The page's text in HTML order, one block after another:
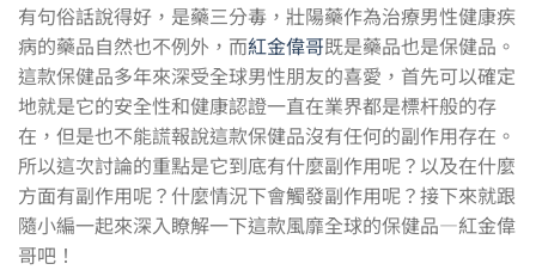
有句俗話說得好，是藥三分毒，壯陽藥作為治療男性健康疾
病的藥品自然也不例外，而紅金偉哥既是藥品也是保健品。
這款保健品多年來深受全球男性朋友的喜愛，首先可以確定
地就是它的安全性和健康認證一直在業界都是標杆般的存
在，但是也不能謊報說這款保健品沒有任何的副作用存在。
所以這次討論的重點是它到底有什麼副作用呢？以及在什麼
方面有副作用呢？什麼情況下會觸發副作用呢？接下來就跟
隨小編一起來深入瞭解一下這款風靡全球的保健品—紅金偉
哥吧！